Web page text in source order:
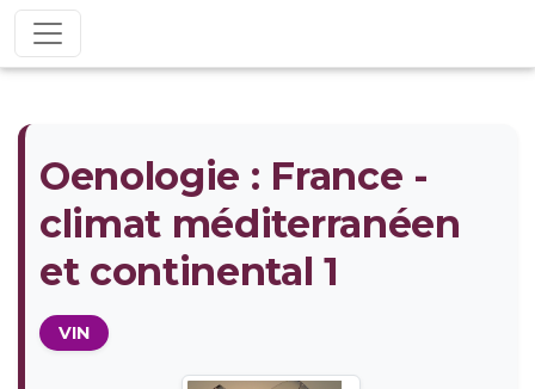
Oenologie : France -
climat méditerranéen
et continental 1
VIN